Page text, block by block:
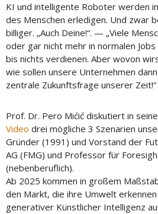
KI und intelligente Roboter werden
des Menschen erledigen. Und zwar
billiger. „Auch Deine!“. — „Viele
oder gar nicht mehr in normalen
bis nichts verdienen. Aber wovon
wie sollen unsere Unternehmen
zentrale Zukunftsfrage unserer Zeit!“
Prof. Dr. Pero Mićić diskutiert in
Video drei mögliche 3 Szenarien
Gründer (1991) und Vorstand der
AG (FMG) und Professor für
(nebenberuflich).
Ab 2025 kommen in großem
den Markt, die ihre Umwelt
generativer Künstlicher Intelligenz